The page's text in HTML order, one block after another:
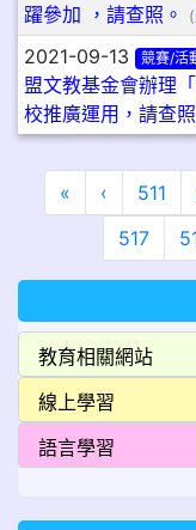
躍參加 ，請查照。
(
2021-09-13 競賽/活
盟文教基金會辦理
校推廣運用，請查照
« 第一頁
‹上一頁
511
517